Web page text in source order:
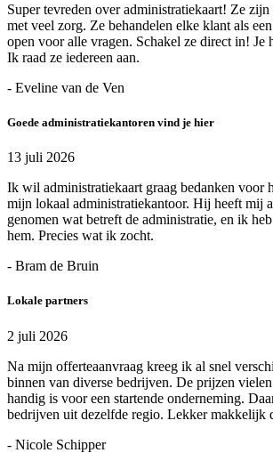
Super tevreden over administratiekaart! Ze zijn
met veel zorg. Ze behandelen elke klant als
open voor alle vragen. Schakel ze direct in! Je
Ik raad ze iedereen aan.
- Eveline van de Ven
Goede administratiekantoren vind je hier
13 juli 2026
Ik wil administratiekaart graag bedanken voor
mijn lokaal administratiekantoor. Hij heeft mij
genomen wat betreft de administratie, en ik
hem. Precies wat ik zocht.
- Bram de Bruin
Lokale partners
2 juli 2026
Na mijn offerteaanvraag kreeg ik al snel
binnen van diverse bedrijven. De prijzen
handig is voor een startende onderneming.
bedrijven uit dezelfde regio. Lekker makkelijk
- Nicole Schipper